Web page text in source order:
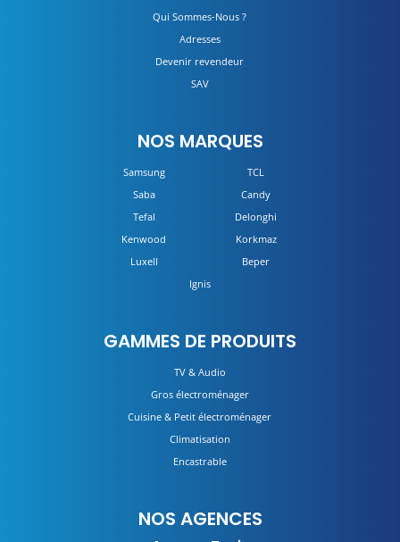
Qui Sommes-Nous ?
Adresses
Devenir revendeur
SAV
NOS MARQUES
Samsung
TCL
Saba
Candy
Tefal
Delonghi
Kenwood
Korkmaz
Luxell
Beper
Ignis
GAMMES DE PRODUITS
TV & Audio
Gros électroménager
Cuisine & Petit électroménager
Climatisation
Encastrable
NOS AGENCES